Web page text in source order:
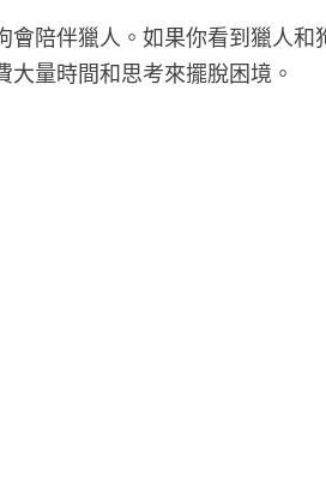
會陪伴獵人。如果你看到獵人
大量時間和思考來擺脫困境。